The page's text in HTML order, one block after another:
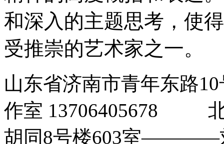
和深入的主题思考，使
受推崇的艺术家之一。
山东省济南市青年东路
作室 13706405678 北
胡同8号楼603室――――